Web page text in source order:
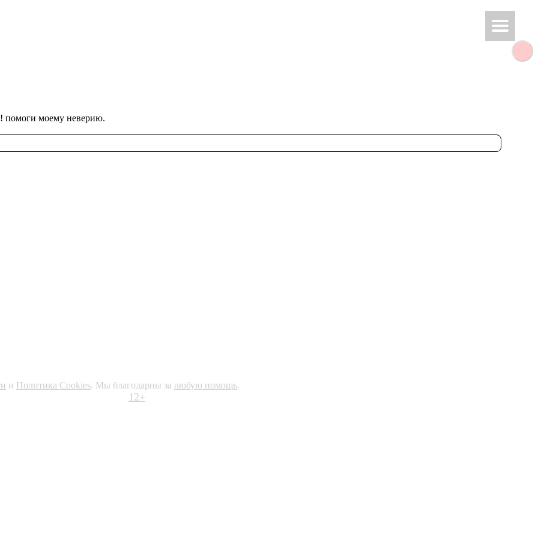
по­мо­ги моему неве­рию.
и Политика Cookies. Мы благодарны за любую помощь.
12+